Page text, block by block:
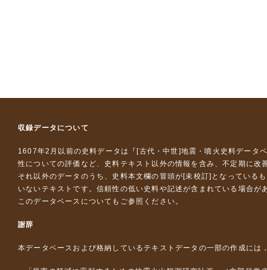
収録データについて
1607年2月以前の史料データは『 [古代・中世]地震・噴火史料データ
性についての評価など、史料テキスト以外の情報を含み、不定期に改
それ以外のデータのうち、史料本文欄の冒頭が[未校訂]となっている
いないテキストです。信頼性の低い史料や記述が含まれている場合が
このデータベースについて もご参照ください。
謝辞
本データベースおよび格納しているテキストデータの一部の作成には